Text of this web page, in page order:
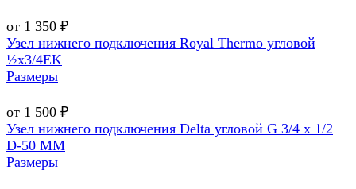
от 1 350 ₽
Узел нижнего подключения Royal Thermo угловой
½х3/4EK
Размеры
от 1 500 ₽
Узел нижнего подключения Delta угловой G 3/4 х 1/2
D-50 MM
Размеры